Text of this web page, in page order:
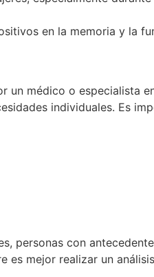
en la memoria y la
un médico o especialista
individuales. Es
personas con
es mejor realizar un